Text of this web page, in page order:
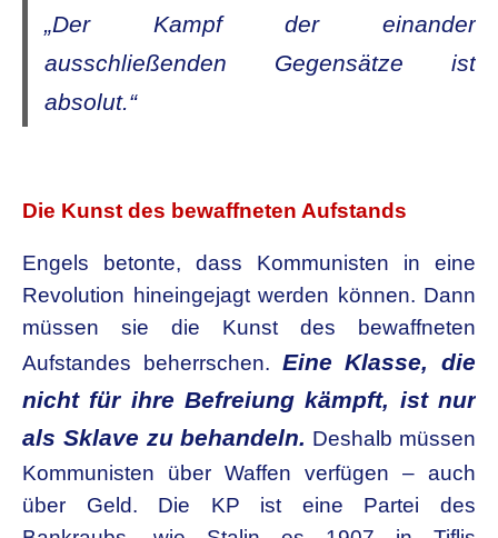
„Der Kampf der einander
ausschließenden Gegensätze ist
absolut.“
Die Kunst des bewaffneten Aufstands
Engels betonte, dass Kommunisten in eine
Revolution hineingejagt werden können. Dann
müssen sie die Kunst des bewaffneten
Aufstandes beherrschen. Eine Klasse, die
nicht für ihre Befreiung kämpft, ist nur
als Sklave zu behandeln. Deshalb müssen
Kommunisten über Waffen verfügen – auch
über Geld. Die KP ist eine Partei des